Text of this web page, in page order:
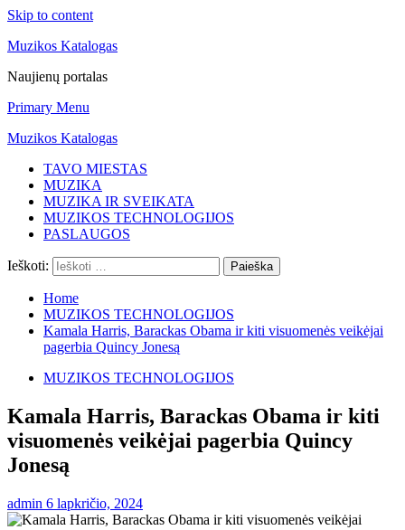
Skip to content
Muzikos Katalogas
Naujienų portalas
Primary Menu
Muzikos Katalogas
TAVO MIESTAS
MUZIKA
MUZIKA IR SVEIKATA
MUZIKOS TECHNOLOGIJOS
PASLAUGOS
Ieškoti:
Home
MUZIKOS TECHNOLOGIJOS
Kamala Harris, Barackas Obama ir kiti visuomenės veikėjai
pagerbia Quincy Jonesą
MUZIKOS TECHNOLOGIJOS
Kamala Harris, Barackas Obama ir kiti
visuomenės veikėjai pagerbia Quincy
Jonesą
admin 6 lapkričio, 2024